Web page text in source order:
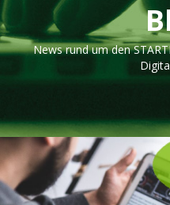
News rund um den